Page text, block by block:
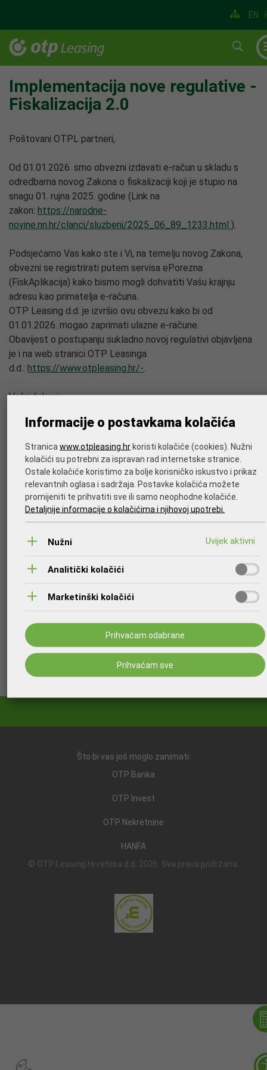
EN
Implementacija nove regulative -
Fiskalizacija 2.0
Poštovani OTPL partneri,
Od 01.01.2026. smo obvezni izdavati e-račun u skladu s
odredbama novog Zakona o fiskalizaciji koji je stupio na
snagu 01. rujna 2025. godine (Link na
zakon: https://narodne-
novine.nn.hr/clanci/sluzbeni/2025_06_89_1233.html ).
Podsjećamo Vas kako ste i Vi, na temelju novog Zakona,
obvezni se registrirati putem servisa ePorezna
(FiskAplikacija) kako bismo mogli dohvatiti Vašu krajnju
adresu kao primatelja e-računa.
OTP Leasing d.d. je izvršio ovu obvezu kako bi od
01.01.2026. mogao zaprimati ulazne e-račune.
Obavijest o postupanju sukladno novoj regulativi objavljena
je i na web stranici OTP Leasinga
d.d.: https://www.otpleasing.hr/-.
Važni linkovi:
ovlaštenja) pomoću digitalnog
https://fiskaplikacija.porezna-uprava.hr/pocetna
Prijava poslovnih prostora i radnog vremena:https://e-
porezna.porezna-uprava.hr/PPP/index.html#/app/obveznik
Pitanja i
odgovori:https://porezna.gov.hr/fiskalizacija/api/dokumenti/
Provjera prijavljenih klijenata kojima je FINA informacijski
posrednik:https://digitalneusluge.fina.hr/eRacunJT/web/
pretraga
okruženja za projekt Fiskalizacija 2.0
Vaš OTP Leasing dd
Što bi vas još moglo zanimati:
OTP Banka
OTP Invest
OTP Nekretnine
HANFA
© OTP Leasing Hrvatska d.d. 2026. Sva prava pridržana.
Informacije o postavkama kolačića
Stranicawww.otpleasing.hrkoristi kolačiće (cookies). Nužni
kolačići su potrebni za ispravan rad internetske stranice.
Ostale kolačiće koristimo za bolje korisničko iskustvo i prikaz
relevantnih oglasa i sadržaja. Postavke kolačića možete
promijeniti te prihvatiti sve ili samo neophodne kolačiće.
Detaljnije informacije o kolačićima i njihovoj upotrebi.
Nužni
Analitički kolačići
Marketinški kolačići
Prihvaćam odabrane
Prihvaćam sve